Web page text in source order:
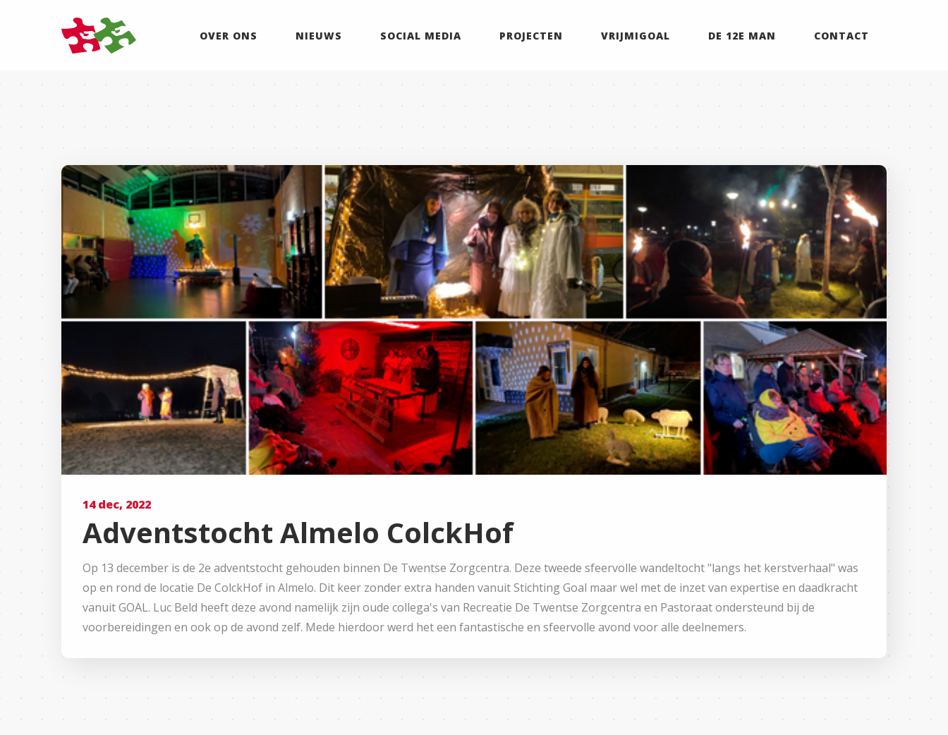
OVER ONS NIEUWS SOCIAL MEDIA PROJECTEN VRIJMIGOAL DE 12E MAN CONTACT
14 dec, 2022
Adventstocht Almelo ColckHof
Op 13 december is de 2e adventstocht gehouden binnen De Twentse Zorgcentra. Deze tweede sfeervolle wandeltocht "langs het kerstverhaal" was
op en rond de locatie De ColckHof in Almelo. Dit keer zonder extra handen vanuit Stichting Goal maar wel met de inzet van expertise en daadkracht
vanuit GOAL. Luc Beld heeft deze avond namelijk zijn oude collega's van Recreatie De Twentse Zorgcentra en Pastoraat ondersteund bij de
voorbereidingen en ook op de avond zelf. Mede hierdoor werd het een fantastische en sfeervolle avond voor alle deelnemers.